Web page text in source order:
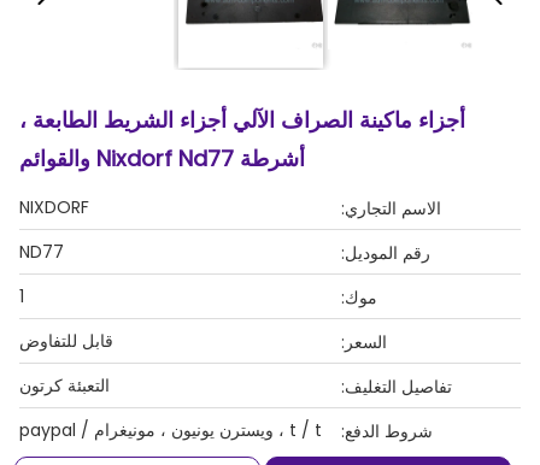
أجزاء ماكينة الصراف الآلي أجزاء الشريط الطابعة ،
أشرطة Nixdorf Nd77 والقوائم
الاسم التجاري:
NIXDORF
رقم الموديل:
ND77
موك:
1
السعر:
قابل للتفاوض
تفاصيل التغليف:
التعبئة كرتون
شروط الدفع:
t / t ، ويسترن يونيون ، مونيغرام / paypal